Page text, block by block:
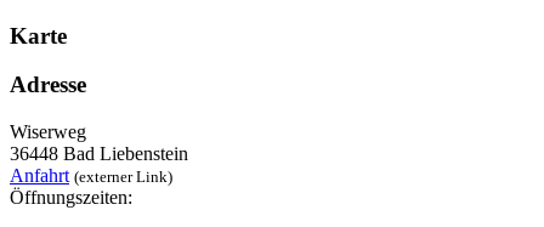
Karte
Adresse
Wiserweg
36448 Bad Liebenstein
Anfahrt (externer Link)
Öffnungszeiten: